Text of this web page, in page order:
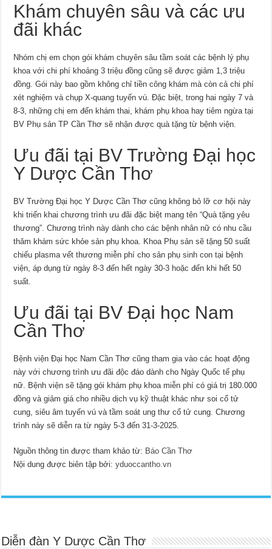
Khám chuyên sâu và các ưu
đãi khác
Nhóm chị em chọn gói khám chuyên sâu tầm soát các bệnh lý phụ
khoa với chi phí khoảng 3 triệu đồng cũng sẽ được giảm 1,3 triệu
đồng. Gói này bao gồm không chỉ tiền công khám mà còn cả chi phí
xét nghiệm và chụp X-quang tuyến vú. Đặc biệt, trong hai ngày 7 và
8-3, những chị em đến khám thai, khám phụ khoa hay tiêm ngừa tại
BV Phụ sản TP Cần Thơ sẽ nhận được quà tặng từ bệnh viện.
Ưu đãi tại BV Trường Đại học
Y Dược Cần Thơ
BV Trường Đại học Y Dược Cần Thơ cũng không bỏ lỡ cơ hội này
khi triển khai chương trình ưu đãi đặc biệt mang tên “Quà tặng yêu
thương”. Chương trình này dành cho các bệnh nhân nữ có nhu cầu
thăm khám sức khỏe sản phụ khoa. Khoa Phụ sản sẽ tặng 50 suất
chiếu plasma vết thương miễn phí cho sản phụ sinh con tại bệnh
viện, áp dụng từ ngày 8-3 đến hết ngày 30-3 hoặc đến khi hết 50
suất.
Ưu đãi tại BV Đại học Nam
Cần Thơ
Bệnh viện Đại học Nam Cần Thơ cũng tham gia vào các hoạt động
này với chương trình ưu đãi độc đáo dành cho Ngày Quốc tế phụ
nữ. Bệnh viện sẽ tặng gói khám phụ khoa miễn phí có giá trị 180.000
đồng và giảm giá cho nhiều dịch vụ kỹ thuật khác như soi cổ tử
cung, siêu âm tuyến vú và tầm soát ung thư cổ tử cung. Chương
trình này sẽ diễn ra từ ngày 5-3 đến 31-3-2025.
Nguồn thông tin được tham khảo từ: Báo Cần Thơ
Nội dung được biên tập bởi:yduoccantho.vn
Diễn đàn Y Dược Cần Thơ